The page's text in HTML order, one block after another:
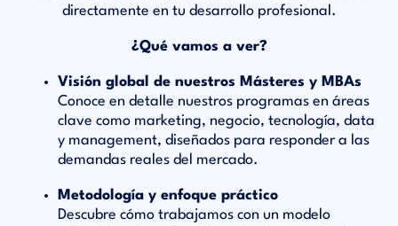
directamente en tu desarrollo profesional.
¿Qué vamos a ver?
Visión global de nuestros Másteres y MBAs
Conoce en detalle nuestros programas en áreas
clave como marketing, negocio, tecnología, data
y management, diseñados para responder a las
demandas reales del mercado.
Metodología y enfoque práctico
Descubre cómo trabajamos con un modelo